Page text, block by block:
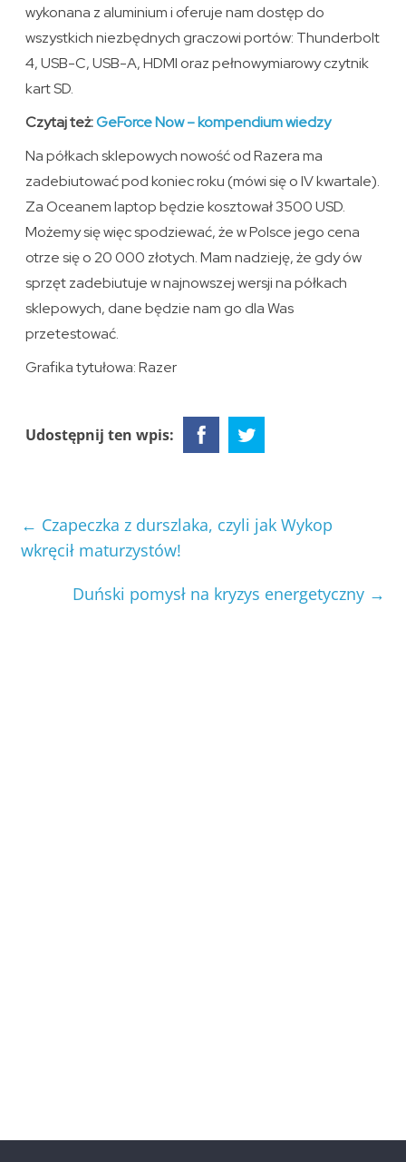
wykonana z aluminium i oferuje nam dostęp do
wszystkich niezbędnych graczowi portów: Thunderbolt
4, USB-C, USB-A, HDMI oraz pełnowymiarowy czytnik
kart SD.
Czytaj też:GeForce Now – kompendium wiedzy
Na półkach sklepowych nowość od Razera ma
zadebiutować pod koniec roku (mówi się o IV kwartale).
Za Oceanem laptop będzie kosztował 3500 USD.
Możemy się więc spodziewać, że w Polsce jego cena
otrze się o 20 000 złotych. Mam nadzieję, że gdy ów
sprzęt zadebiutuje w najnowszej wersji na półkach
sklepowych, dane będzie nam go dla Was
przetestować.
Grafika tytułowa: Razer
Udostępnij ten wpis:
← Czapeczka z durszlaka, czyli jak Wykop
wkręcił maturzystów!
Duński pomysł na kryzys energetyczny →